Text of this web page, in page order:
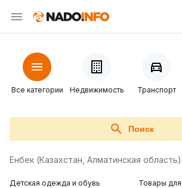
Все категории Недвижимость Транспорт
Поиск
Енбек (Казахстан, Алматинская область)
Детская одежда и обувь
Товары для